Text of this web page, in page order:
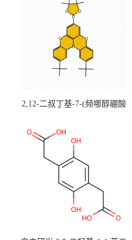
2,12-二叔丁基-7-(频哪醇硼酸
[3,2,1-de]蒽CAS号2648896-
装，实验室现货直发